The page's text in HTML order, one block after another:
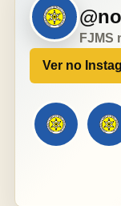
FJMS
Ver no